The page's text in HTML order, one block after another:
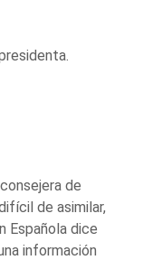
de
de asimilar,
Española dice
información